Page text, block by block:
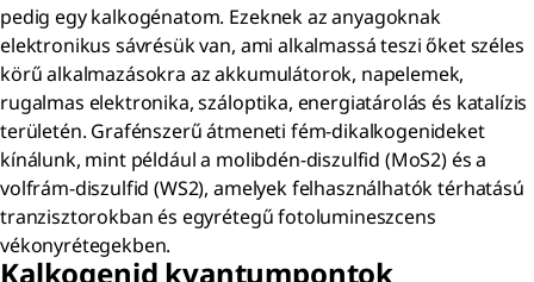
pedig egy kalkogénatom. Ezeknek az anyagoknak
elektronikus sávrésük van, ami alkalmassá teszi őket széles
körű alkalmazásokra az akkumulátorok, napelemek,
rugalmas elektronika, száloptika, energiatárolás és katalízis
területén. Grafénszerű átmeneti fém-dikalkogenideket
kínálunk, mint például a molibdén-diszulfid (MoS2) és a
volfrám-diszulfid (WS2), amelyek felhasználhatók térhatású
tranzisztorokban és egyrétegű fotolumineszcens
vékonyrétegekben.
Kalkogenid kvantumpontok